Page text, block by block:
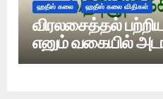
ஹதீஸ் கலை ஹதீஸ் கலை விதிகள்
விரலசைத்தல்
எனும் வகையில்